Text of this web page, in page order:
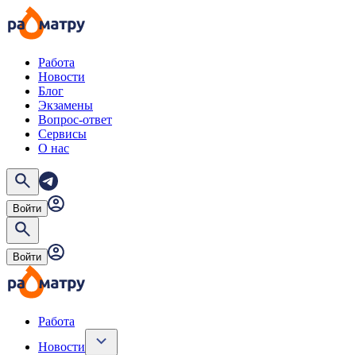
Работа
Новости
Блог
Экзамены
Вопрос-ответ
Сервисы
О нас
Войти
Войти
Работа
Новости